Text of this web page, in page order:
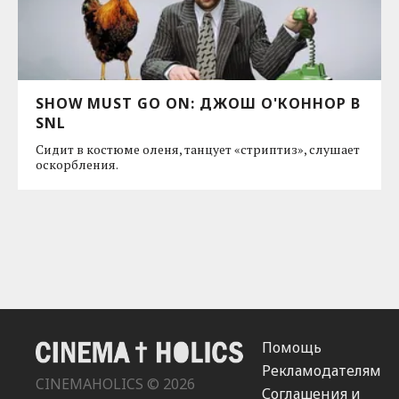
SHOW MUST GO ON: ДЖОШ О'КОННОР В
SNL
Сидит в костюме оленя, танцует «стриптиз», слушает
оскорбления.
CINEMAHOLICS © 2026
Помощь
Рекламодателям
Соглашения и